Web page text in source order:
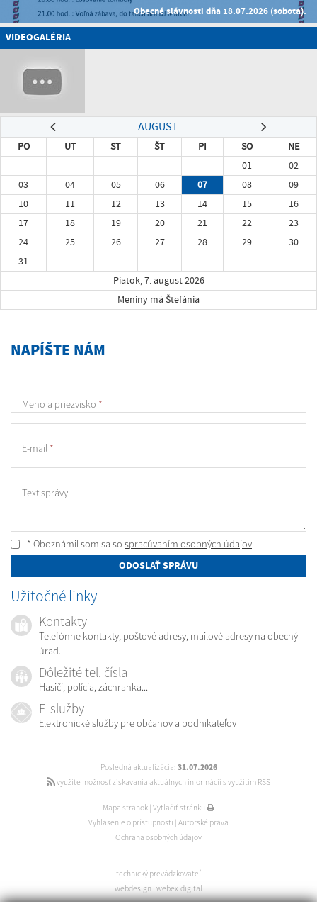
Obecné slávnosti dňa 18.07.2026 (sobota).
VIDEOGALÉRIA
AUGUST
PO UT ST ŠT PI SO
NE
01
02
03
04 05 06 07 08
09
10
11 12 13 14 15
16
17
18 19 20 21 22
23
24
25 26 27 28 29
30
31
Piatok, 7. august 2026
Meniny má Štefánia
NAPÍŠTE NÁM
Meno a priezvisko *
E-mail *
Text správy
* Oboznámil som sa so spracúvaním osobných údajov
ODOSLAŤ SPRÁVU
Užitočné linky
Kontakty
Telefónne kontakty, poštové adresy, mailové adresy na obecný
úrad.
Dôležité tel. čísla
Hasiči, polícia, záchranka...
E-služby
Elektronické služby pre občanov a podnikateľov
Posledná aktualizácia: 31.07.2026
využite možnosť získavania aktuálnych informácií s využitím RSS
Mapa stránok | Vytlačiť stránku
Vyhlásenie o prístupnosti | Autorské práva
Ochrana osobných údajov
technický prevádzkovateľ
webdesign | webex.digital